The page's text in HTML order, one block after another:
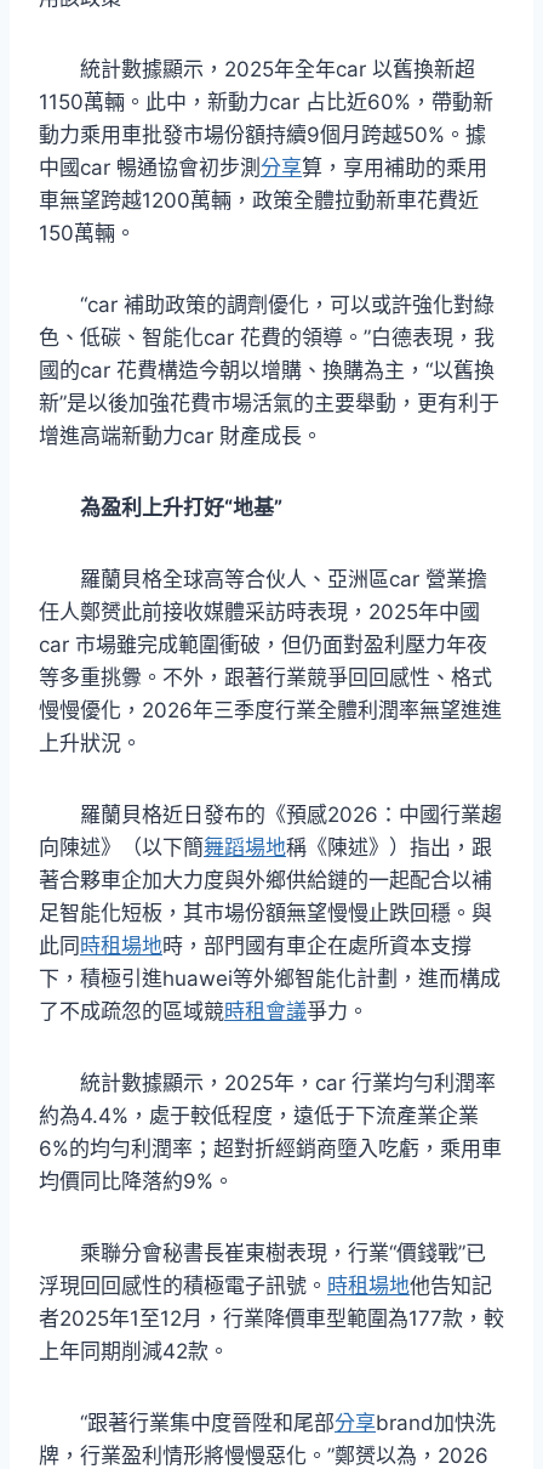
統計數據顯示，2025年全年car 以舊換新超
1150萬輛。此中，新動力car 占比近60%，帶動新
動力乘用車批發市場份額持續9個月跨越50%。據
中國car 暢通協會初步測 分享算，享用補助的乘用
車無望跨越1200萬輛，政策全體拉動新車花費近
150萬輛。
“car 補助政策的調劑優化，可以或許強化對綠
色、低碳、智能化car 花費的領導。”白德表現，我
國的car 花費構造今朝以增購、換購為主，“以舊換
新”是以後加強花費市場活氣的主要舉動，更有利于
增進高端新動力car 財產成長。
為盈利上升打好“地基”
羅蘭貝格全球高等合伙人、亞洲區car 營業擔
任人鄭赟此前接收媒體采訪時表現，2025年中國
car 市場雖完成範圍衝破，但仍面對盈利壓力年夜
等多重挑釁。不外，跟著行業競爭回回感性、格式
慢慢優化，2026年三季度行業全體利潤率無望進進
上升狀況。
羅蘭貝格近日發布的《預感2026：中國行業趨
向陳述》（以下簡舞蹈場地稱《陳述》）指出，跟
著合夥車企加大力度與外鄉供給鏈的一起配合以補
足智能化短板，其市場份額無望慢慢止跌回穩。與
此同時租場地時，部門國有車企在處所資本支撐
下，積極引進huawei等外鄉智能化計劃，進而構成
了不成疏忽的區域競時租會議爭力。
統計數據顯示，2025年，car 行業均勻利潤率
約為4.4%，處于較低程度，遠低于下流產業企業
6%的均勻利潤率；超對折經銷商墮入吃虧，乘用車
均價同比降落約9%。
乘聯分會秘書長崔東樹表現，行業“價錢戰”已
浮現回回感性的積極電子訊號。 時租場地他告知記
者2025年1至12月，行業降價車型範圍為177款，較
上年同期削減42款。
“跟著行業集中度晉陞和尾部分享brand加快洗
牌，行業盈利情形將慢慢惡化。”鄭赟以為，2026